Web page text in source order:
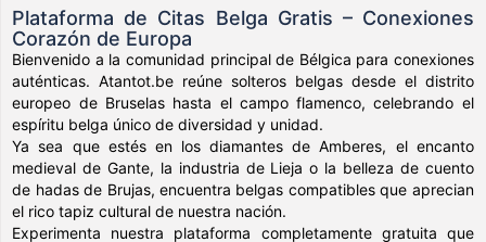
Plataforma de Citas Belga Gratis – Conexiones
Corazón de Europa
Bienvenido a la comunidad principal de Bélgica para conexiones
auténticas. Atantot.be reúne solteros belgas desde el distrito
europeo de Bruselas hasta el campo flamenco, celebrando el
espíritu belga único de diversidad y unidad.
Ya sea que estés en los diamantes de Amberes, el encanto
medieval de Gante, la industria de Lieja o la belleza de cuento
de hadas de Brujas, encuentra belgas compatibles que aprecian
el rico tapiz cultural de nuestra nación.
Experimenta nuestra plataforma completamente gratuita que